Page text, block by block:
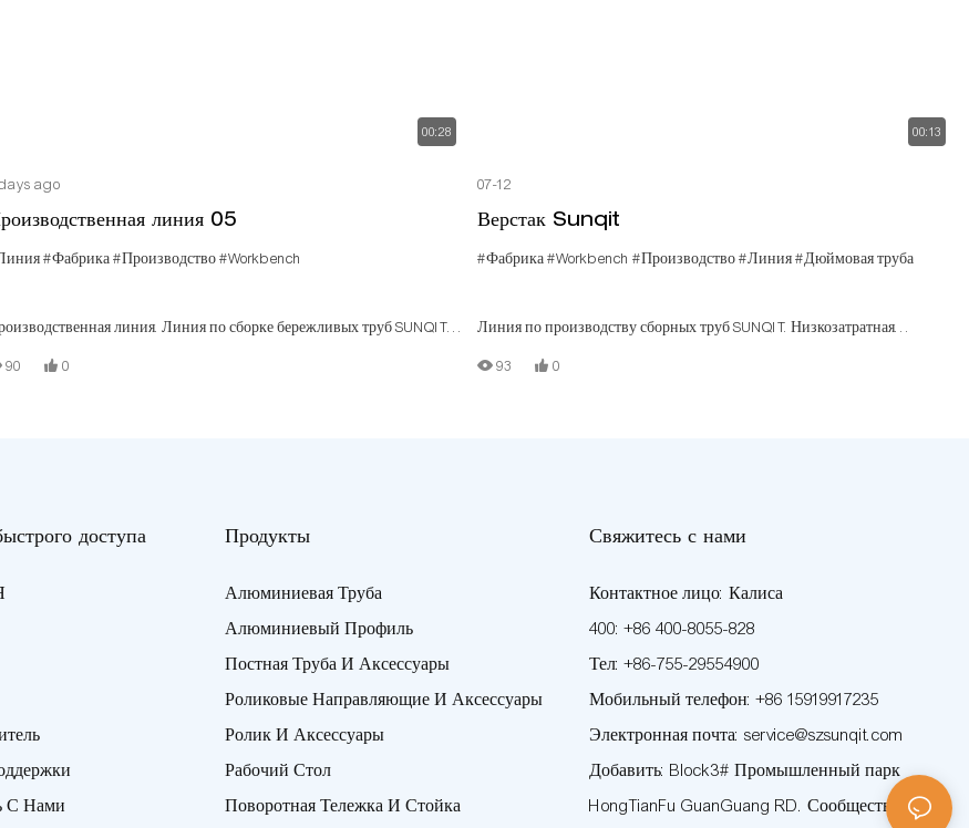
00:28
ago
линия 05
#Фабрика #Производство #Workbench
линия. Линия по сборке бережливых труб SUNQIT.
производственная линия построена из алюминиевой
90 0
00:13
07-12
Верстак Sunqit
#Фабрика#Workbench #Производство#Линия#Дюймовая труба
Линия по производству сборных труб SUNQIT. Низкозатратная
производственная линия построена из алюминиевой трубы с Т-
93 0
доступа
С Нами
Продукты
Алюминиевая Труба
Алюминиевый Профиль
Постная Труба И Аксессуары
Роликовые Направляющие И Аксессуары
Ролик И Аксессуары
Рабочий Стол
Поворотная Тележка И Стойка
Свяжитесь с нами
Контактное лицо: Калиса
400: +86 400-8055-828
Тел: +86-755-29554900
Мобильный телефон: +86 15919917235
Электронная почта: service@szsunqit.com
Добавить: Block3# Промышленный парк
HongTianFu GuanGuang RD. Сообщество